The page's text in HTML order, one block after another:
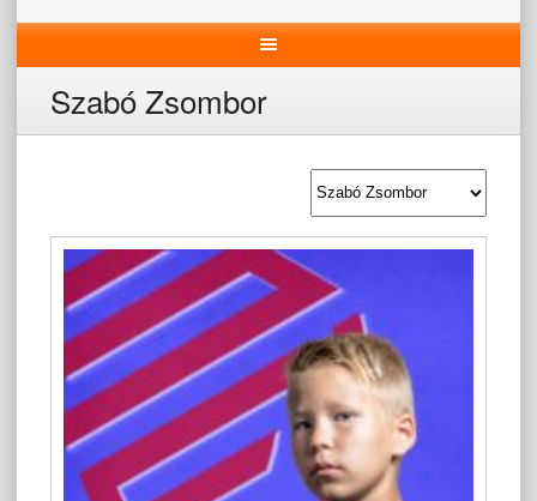
Szabó Zsombor